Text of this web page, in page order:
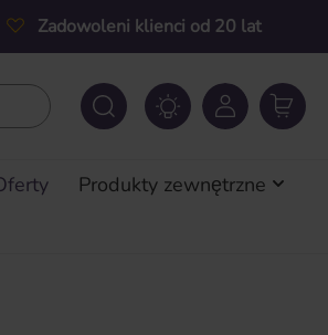
Zadowoleni klienci od 20 lat
Produkty zewnętrzne